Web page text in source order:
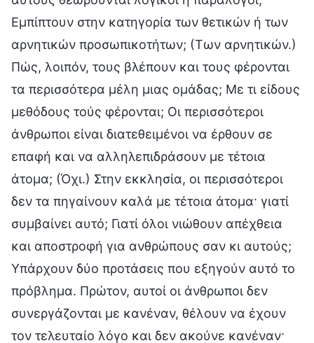
Εμπίπτουν στην κατηγορία των θετικών ή των
αρνητικών προσωπικοτήτων; (Των αρνητικών.)
Πώς, λοιπόν, τους βλέπουν και τους φέρονται
τα περισσότερα μέλη μιας ομάδας; Με τι είδους
μεθόδους τούς φέρονται; Οι περισσότεροι
άνθρωποι είναι διατεθειμένοι να έρθουν σε
επαφή και να αλληλεπιδράσουν με τέτοια
άτομα; (Όχι.) Στην εκκλησία, οι περισσότεροι
δεν τα πηγαίνουν καλά με τέτοια άτομα· γιατί
συμβαίνει αυτό; Γιατί όλοι νιώθουν απέχθεια
και αποστροφή για ανθρώπους σαν κι αυτούς;
Υπάρχουν δύο προτάσεις που εξηγούν αυτό το
πρόβλημα. Πρώτον, αυτοί οι άνθρωποι δεν
συνεργάζονται με κανέναν, θέλουν να έχουν
τον τελευταίο λόγο και δεν ακούνε κανέναν·